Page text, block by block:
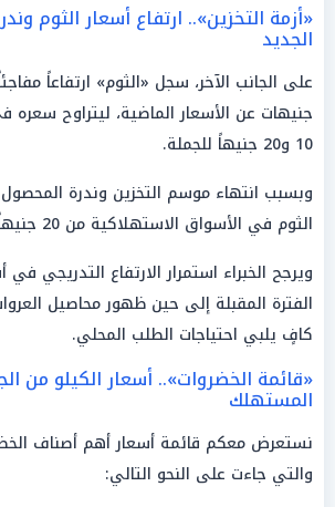
«أزمة التخزين».. ارتفاع أسعار الثوم
الجديد
جنيهات عن الأسعار الماضية، ليتراوح
10 و20 جنيهاً للجملة.
وبسبب انتهاء موسم التخزين وندرة
الثوم في الأسواق الاستهلاكية من 20 جنيهاً للكيلو.
ويرجح الخبراء استمرار الارتفاع التدريجي في
الفترة المقبلة إلى حين ظهور محاصيل
كافٍ يلبي احتياجات الطلب المحلي.
«قائمة الخضروات».. أسعار الكيلو من
المستهلك
نستعرض معكم قائمة أسعار أهم أصناف
والتي جاءت على النحو التالي: